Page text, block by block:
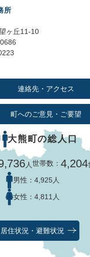
所
ヶ丘11-10
連絡先・アクセス
町へのご意見・ご要望
大熊町の総人口
人世帯数：4,204
男性： 4,925人
女性： 4,811人
居住状況・避難状況